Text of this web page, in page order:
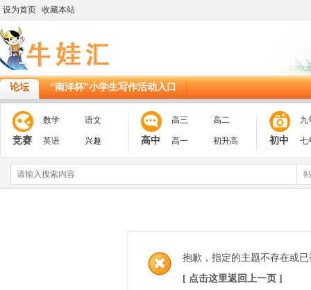
设为首页 收藏本站
论坛 “南洋杯”小学生写作活动入口
竞赛
数学 语文
英语 兴趣 高中
高三 高二
高一 初升高 初中
九
七
抱歉，指定的主题不存在或
[ 点击这里返回上一页 ]